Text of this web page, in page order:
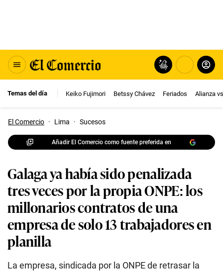
Temas del día Keiko Fujimori Betssy Chávez Feriados Alianza
El Comercio · Lima · Sucesos
Añadir El Comercio como fuente preferida en
Galaga ya había sido penalizada
tres veces por la propia ONPE: los
millonarios contratos de una
empresa de solo 13 trabajadores en
planilla
La empresa, sindicada por la ONPE de retrasar la